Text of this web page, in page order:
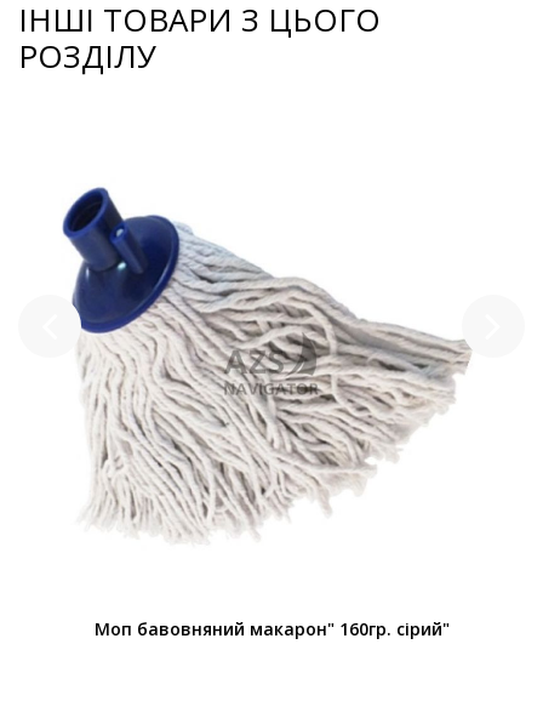
ІНШІ ТОВАРИ З ЦЬОГО
РОЗДІЛУ
Моп бавовняний макарон" 160гр. сірий"